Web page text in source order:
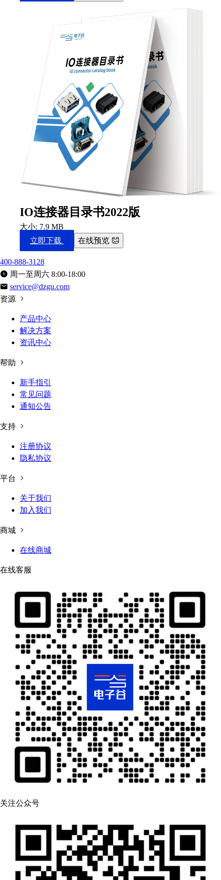
IO连接器目录书2022版
大小: 7.9 MB
立即下载
在线预览
400-888-3128
周一至周六 8:00-18:00
service@dzgu.com
资源
产品中心
解决方案
资讯中心
帮助
新手指引
常见问题
通知公告
支持
注册协议
隐私协议
平台
关于我们
加入我们
商城
在线商城
在线客服
关注公众号